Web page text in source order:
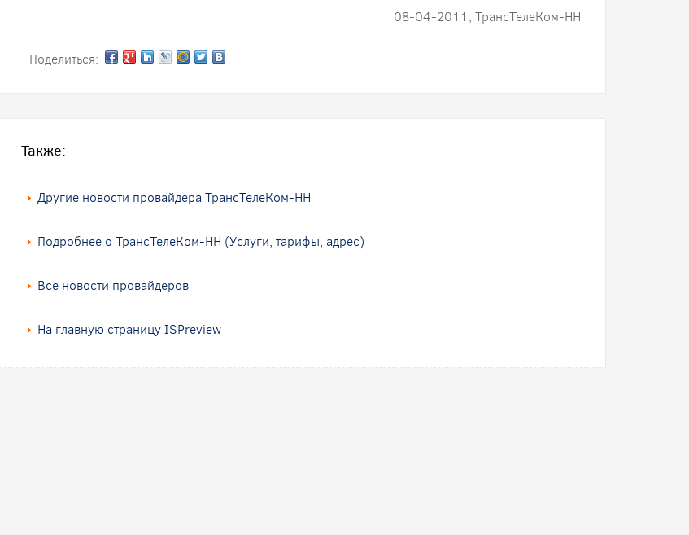
08-04-2011, ТрансТелеКом-НН
Поделиться:
Также:
Другие новости провайдера ТрансТелеКом-НН
Подробнее о ТрансТелеКом-НН (Услуги, тарифы, адрес)
Все новости провайдеров
На главную страницу ISPreview